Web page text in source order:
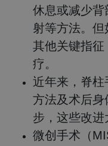
休息或减少背
射等方法。
其他关键指
疗。
近年来，脊柱
方法及术后身
步，这些改进
微创手术（